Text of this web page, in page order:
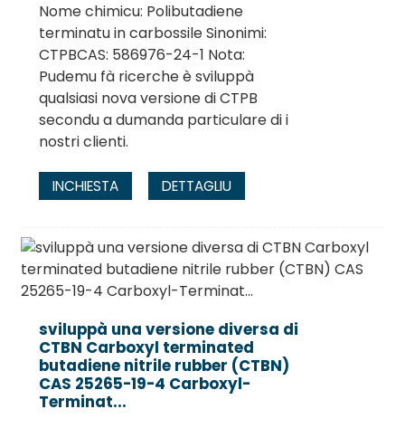
Nome chimicu: Polibutadiene
terminatu in carbossile Sinonimi:
CTPBCAS: 586976-24-1 Nota:
Pudemu fà ricerche è sviluppà
qualsiasi nova versione di CTPB
secondu a dumanda particulare di i
nostri clienti.
INCHIESTA DETTAGLIU
sviluppà una versione diversa di
CTBN Carboxyl terminated
butadiene nitrile rubber (CTBN)
CAS 25265-19-4 Carboxyl-
Terminat...